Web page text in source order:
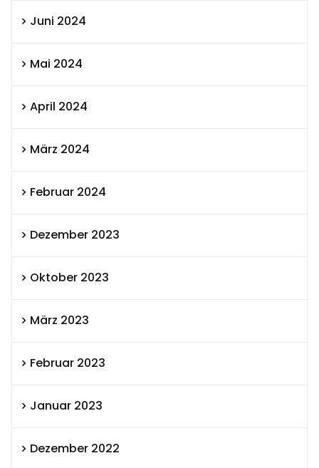
Juni 2024
Mai 2024
April 2024
März 2024
Februar 2024
Dezember 2023
Oktober 2023
März 2023
Februar 2023
Januar 2023
Dezember 2022